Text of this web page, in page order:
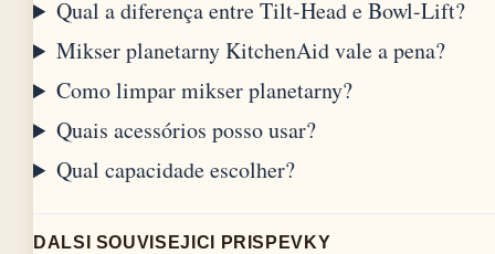
Qual a diferença entre Tilt-Head e Bowl-Lift?
Mikser planetarny KitchenAid vale a pena?
Como limpar mikser planetarny?
Quais acessórios posso usar?
Qual capacidade escolher?
DALSI SOUVISEJICI PRISPEVKY